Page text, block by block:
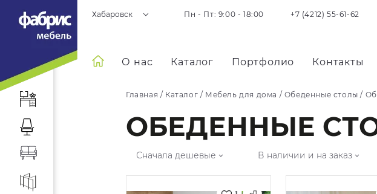
Хабаровск Пн - Пт: 9:00 - 18:00 +7 (4212) 55-61-62
О нас Каталог Портфолио Контакты
Главная / Каталог / Мебель для дома / Обеденные столы /
ОБЕДЕННЫЕ
Сначала дешевые В наличии и на заказ